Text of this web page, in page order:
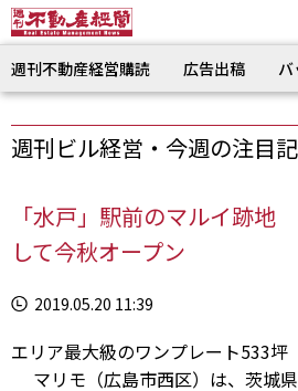
週刊不動産経営購読 広告出稿
週刊ビル経営・今週の注目
「水戸」駅前のマルイ跡
して今秋オープン
2019.05.20 11:39
エリア最大級のワンプレート533坪
マリモ（広島市西区）は、茨城